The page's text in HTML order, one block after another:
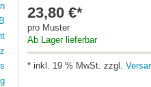
23,80 €*
pro Muster
Ab Lager lieferbar
* inkl. 19 % MwSt. zzgl.